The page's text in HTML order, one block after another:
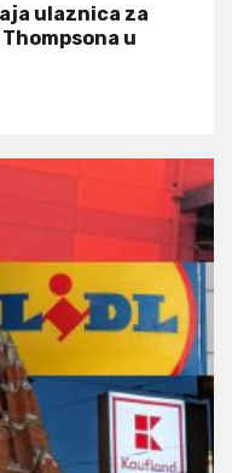
ulaznica za
u